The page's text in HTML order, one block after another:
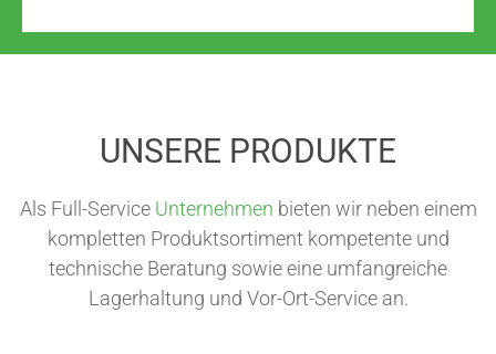
UNSERE PRODUKTE
Als Full-Service Unternehmen bieten wir neben einem
kompletten Produktsortiment kompetente und
technische Beratung sowie eine umfangreiche
Lagerhaltung und Vor-Ort-Service an.